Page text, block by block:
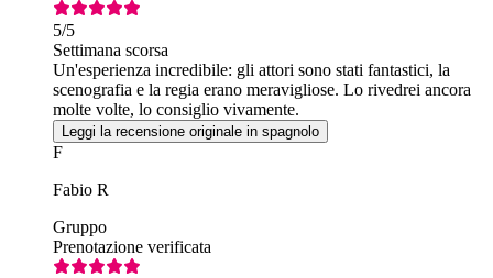
5/5
Settimana scorsa
Un'esperienza incredibile: gli attori sono stati fantastici, la
scenografia e la regia erano meravigliose. Lo rivedrei ancora
molte volte, lo consiglio vivamente.
Leggi la recensione originale in spagnolo
F
Fabio R
Gruppo
Prenotazione verificata